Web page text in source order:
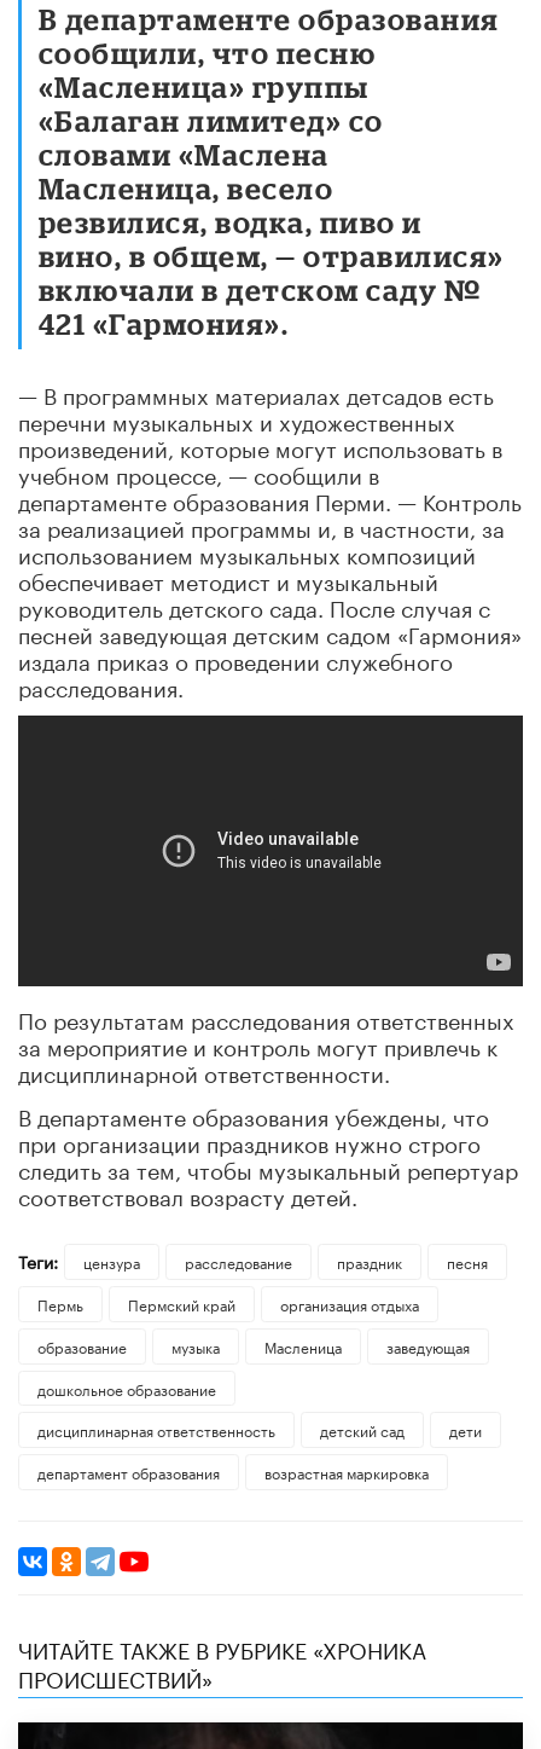
В департаменте образования
сообщили, что песню
«Масленица» группы
«Балаган лимитед» со
словами «Маслена
Масленица, весело
резвилися, водка, пиво и
вино, в общем, — отравилися»
включали в детском саду №
421 «Гармония».
— В программных материалах детсадов есть
перечни музыкальных и художественных
произведений, которые могут использовать в
учебном процессе, — сообщили в
департаменте образования Перми. — Контроль
за реализацией программы и, в частности, за
использованием музыкальных композиций
обеспечивает методист и музыкальный
руководитель детского сада. После случая с
песней заведующая детским садом «Гармония»
издала приказ о проведении служебного
расследования.
По результатам расследования ответственных
за мероприятие и контроль могут привлечь к
дисциплинарной ответственности.
В департаменте образования убеждены, что
при организации праздников нужно строго
следить за тем, чтобы музыкальный репертуар
соответствовал возрасту детей.
Теги: цензура расследование праздник
песня
Пермь
Пермский край
организация отдыха
образование
музыка Масленица
заведующая
дошкольное образование
дисциплинарная ответственность
детский сад
дети
департамент образования
возрастная маркировка
ЧИТАЙТЕ ТАКЖЕ В РУБРИКЕ «ХРОНИКА
ПРОИСШЕСТВИЙ»